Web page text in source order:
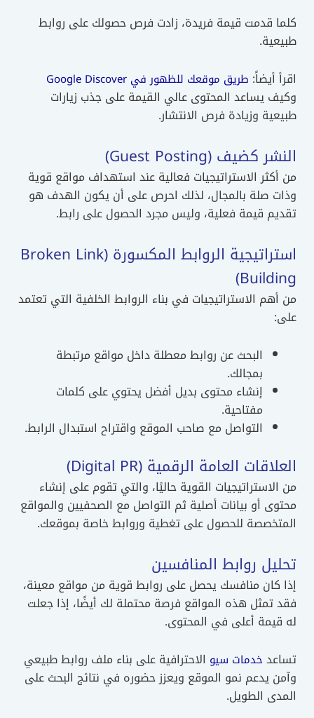
كلما قدمت قيمة فريدة، زادت فرص حصولك على روابط
طبيعية.
اقرأ أيضاً: طريق موقعك للظهور في Google Discover
وكيف يساعد المحتوى عالي القيمة على جذب زيارات
طبيعية وزيادة فرص الانتشار.
النشر كضيف (Guest Posting)
من أكثر الاستراتيجيات فعالية عند استهداف مواقع قوية
وذات صلة بالمجال، لذلك احرص على أن يكون الهدف هو
تقديم قيمة فعلية، وليس مجرد الحصول على رابط.
استراتيجية الروابط المكسورة (Broken Link
Building)
من أهم الاستراتيجيات في بناء الروابط الخلفية التي تعتمد
على:
البحث عن روابط معطلة داخل مواقع مرتبطة
بمجالك.
إنشاء محتوى بديل أفضل يحتوي على كلمات
مفتاحية.
التواصل مع صاحب الموقع واقتراح استبدال الرابط.
العلاقات العامة الرقمية (Digital PR)
من الاستراتيجيات القوية حاليًا، والتي تقوم على إنشاء
محتوى أو بيانات أصلية ثم التواصل مع الصحفيين والمواقع
المتخصصة للحصول على تغطية وروابط خاصة بموقعك.
تحليل روابط المنافسين
إذا كان منافسك يحصل على روابط قوية من مواقع معينة،
فقد تمثل هذه المواقع فرصة محتملة لك أيضًا، إذا جعلت
له قيمة أعلى في المحتوى.
تساعد خدمات سيو الاحترافية على بناء ملف روابط طبيعي
وآمن يدعم نمو الموقع ويعزز حضوره في نتائج البحث على
المدى الطويل.